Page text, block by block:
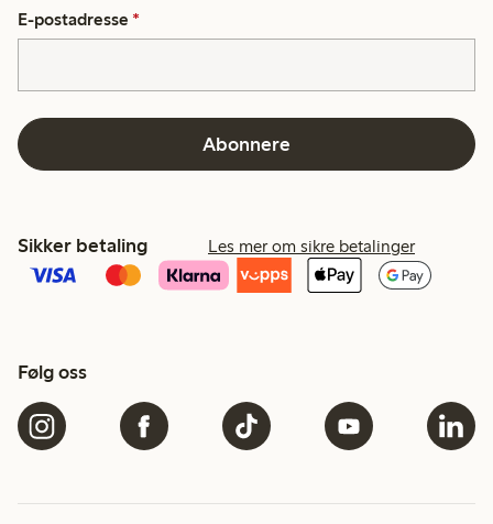
E-postadresse *
Abonnere
Sikker betaling Les mer om sikre betalinger
Følg oss